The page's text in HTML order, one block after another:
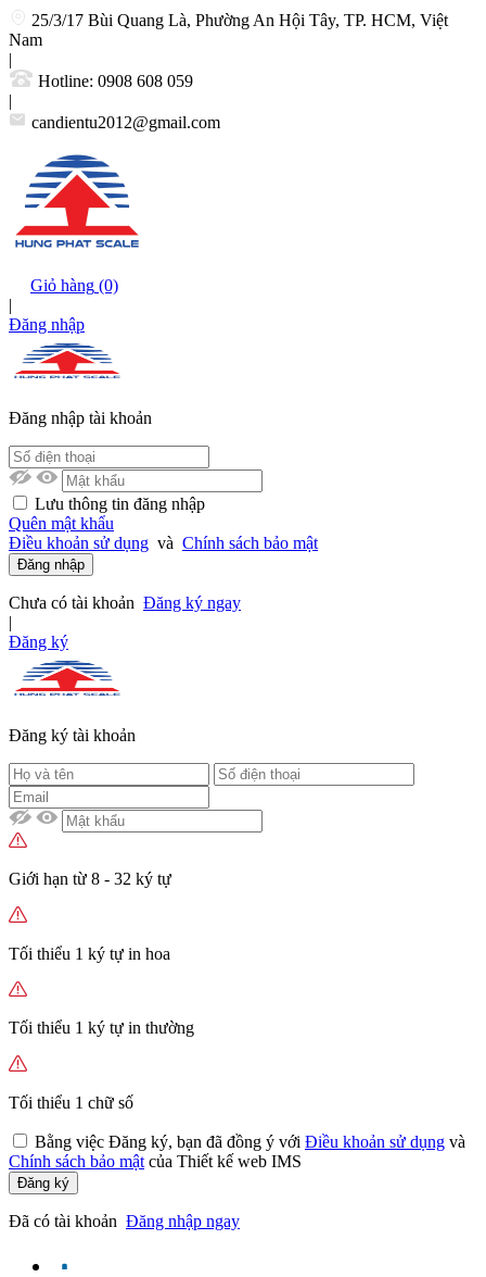
25/3/17 Bùi Quang Là, Phường An Hội Tây, TP. HCM, Việt
Nam
|
Hotline: 0908 608 059
|
candientu2012@gmail.com
Giỏ hàng (0)
|
Đăng nhập
Đăng nhập tài khoản
Lưu thông tin đăng nhập
Quên mật khẩu
Điều khoản sử dụng và Chính sách bảo mật
Đăng nhập
Chưa có tài khoản Đăng ký ngay
|
Đăng ký
Đăng ký tài khoản
Giới hạn từ 8 - 32 ký tự
Tối thiểu 1 ký tự in hoa
Tối thiểu 1 ký tự in thường
Tối thiểu 1 chữ số
Bằng việc Đăng ký, bạn đã đồng ý với Điều khoản sử dụng và
Chính sách bảo mật của Thiết kế web IMS
Đăng ký
Đã có tài khoản Đăng nhập ngay